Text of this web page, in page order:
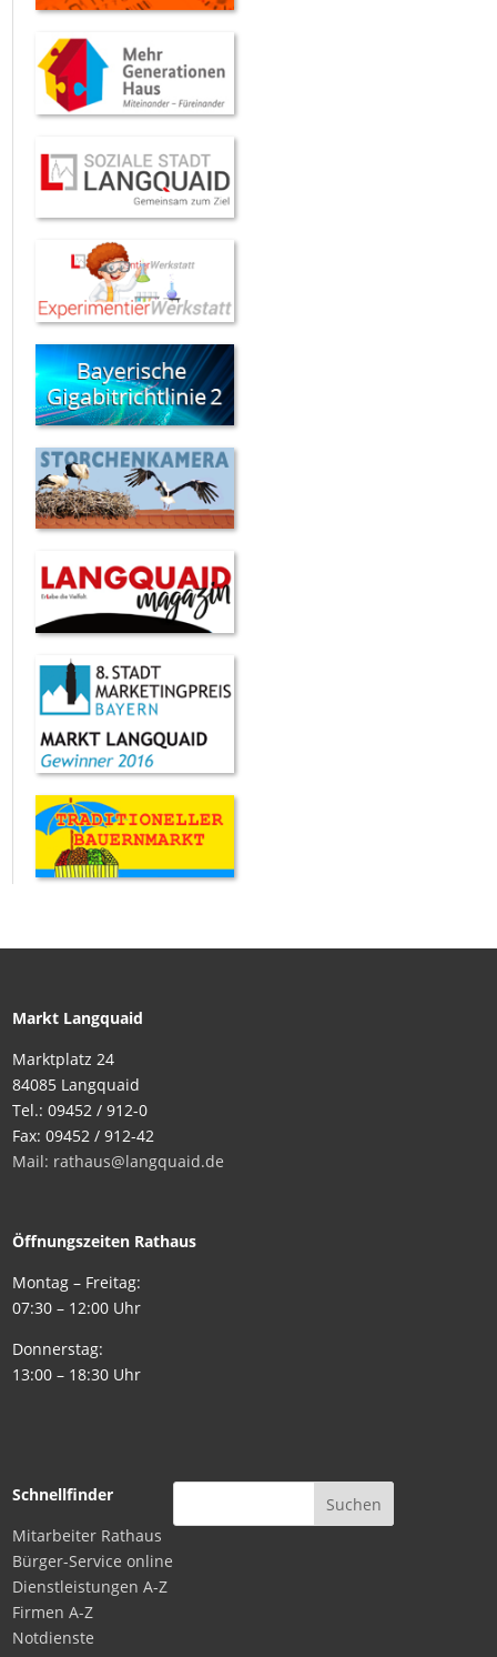
Markt Langquaid
Marktplatz 24
84085 Langquaid
Tel.: 09452 / 912-0
Fax: 09452 / 912-42
Mail: rathaus@langquaid.de
Öffnungszeiten Rathaus
Montag – Freitag:
07:30 – 12:00 Uhr
Donnerstag:
13:00 – 18:30 Uhr
Schnellfinder
Mitarbeiter Rathaus
Bürger-Service online
Dienstleistungen A-Z
Firmen A-Z
Notdienste